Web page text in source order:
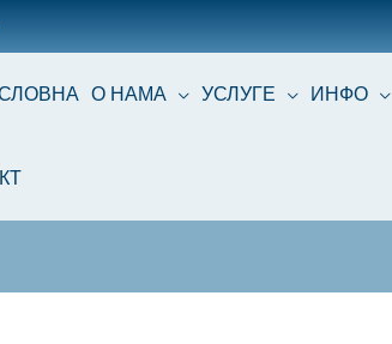
О НАМА УСЛУГЕ ИНФО